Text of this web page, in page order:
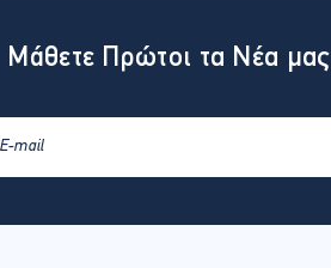
Μάθετε Πρώτοι τα Νέα μας